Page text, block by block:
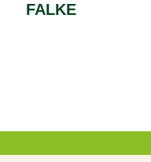
FALKE